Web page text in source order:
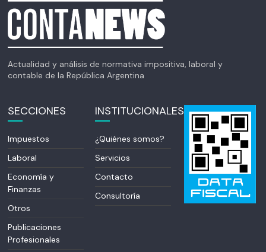
Actualidad y análisis de normativa impositiva, laboral y
contable de la República Argentina
SECCIONES
Impuestos
Laboral
Economía y
Finanzas
Otros
Publicaciones
Profesionales
INSTITUCIONALES
¿Quiénes somos?
Servicios
Contacto
Consultoría